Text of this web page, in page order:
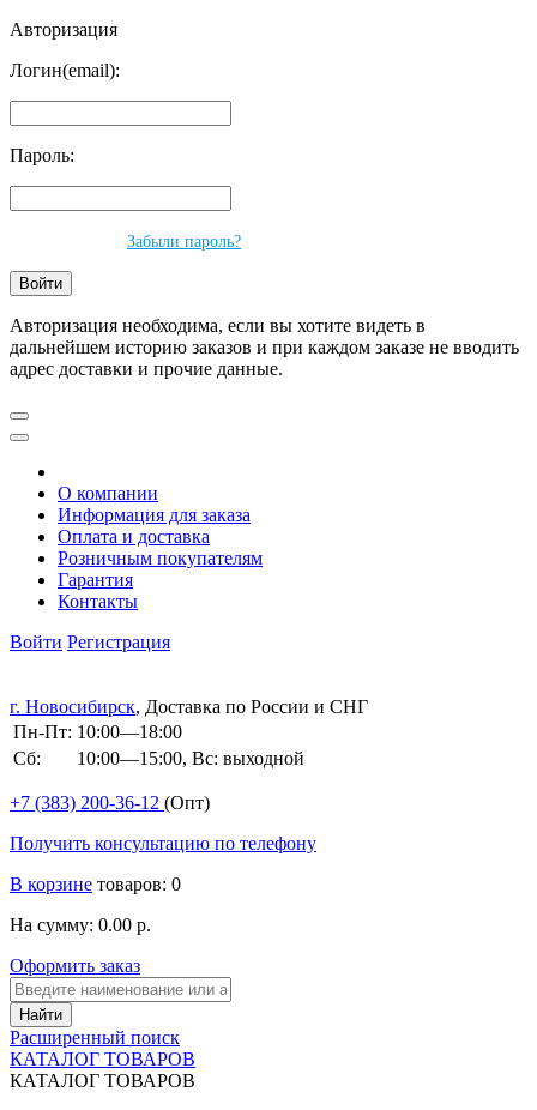
Авторизация
Логин(email):
Пароль:
Забыли пароль?
Авторизация необходима, если вы хотите видеть в
дальнейшем историю заказов и при каждом заказе не вводить
адрес доставки и прочие данные.
О компании
Информация для заказа
Оплата и доставка
Розничным покупателям
Гарантия
Контакты
Войти Регистрация
г. Новосибирск, Доставка по России и СНГ
Пн-Пт: 10:00—18:00
Сб:
10:00—15:00, Вс: выходной
+7 (383) 200-36-12 (Опт)
Получить консультацию по телефону
В корзине товаров: 0
На сумму: 0.00 р.
Оформить заказ
Расширенный поиск
КАТАЛОГ ТОВАРОВ
КАТАЛОГ ТОВАРОВ